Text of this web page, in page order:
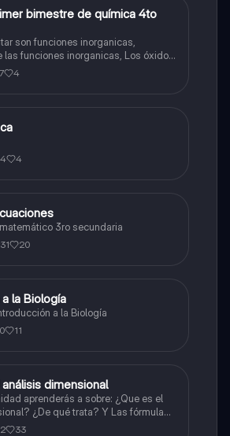
bimestre de química 4to
son funciones inorganicas,
las funciones inorganicas, Los óxidos
4
4
3ro secundaria
20
la Biología
a la Biología
11
dimensional
aprenderás a sobre: ¿Que es el
¿De qué trata? Y Las fórmulas
fundamentales y derivadas.
33